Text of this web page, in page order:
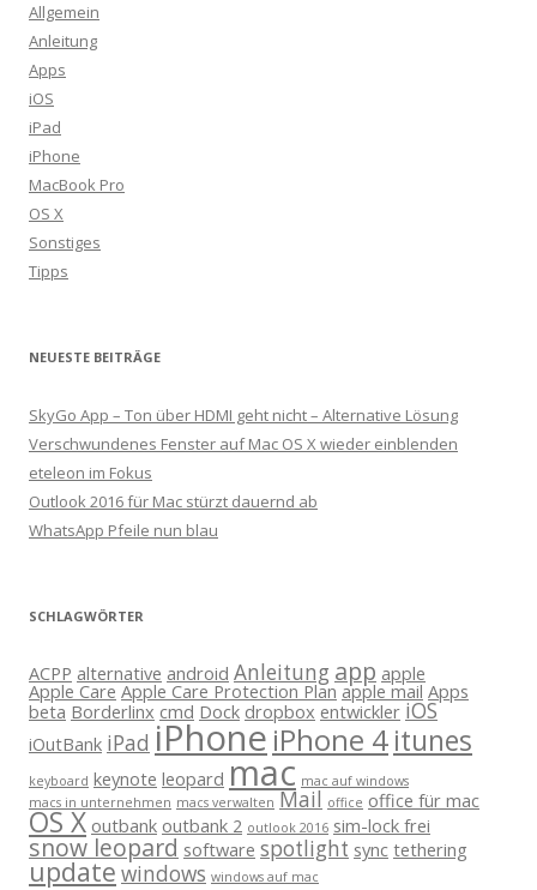
Allgemein
Anleitung
Apps
iOS
iPad
iPhone
MacBook Pro
OS X
Sonstiges
Tipps
NEUESTE BEITRÄGE
SkyGo App – Ton über HDMI geht nicht – Alternative Lösung
Verschwundenes Fenster auf Mac OS X wieder einblenden
eteleon im Fokus
Outlook 2016 für Mac stürzt dauernd ab
WhatsApp Pfeile nun blau
SCHLAGWÖRTER
ACPP alternative android Anleitung app apple
Apple Care Apple Care Protection Plan apple mail Apps
beta Borderlinx cmd Dock dropbox entwickler iOS
iOutBank iPad iPhone iPhone 4itunes
keyboard keynote leopard mac mac auf windows
macs in unternehmen macs verwalten Mail office office für mac
OS X outbank outbank 2 outlook 2016 sim-lock frei
snow leopard software spotlight sync tethering
update windows windows auf mac